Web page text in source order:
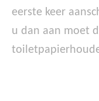
eerste keer
u dan aan moet